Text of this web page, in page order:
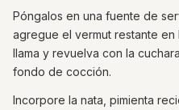
Póngalos en una fuente de
agregue el vermut restante
llama y revuelva con la
fondo de cocción.
Incorpore la nata, pimienta